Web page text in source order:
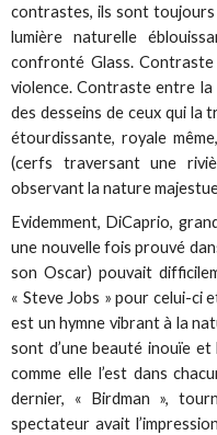
contrastes, ils sont
lumière naturelle
confronté Glass.
violence. Contraste entre
des desseins de ceux qui
étourdissante, royale
(cerfs traversant une
observant la nature
Evidemment, DiCaprio,
une nouvelle fois prouvé
son Oscar) pouvait
« Steve Jobs » pour celui-ci
est un hymne vibrant à la
sont d’une beauté inouïe
comme elle l’est dans
dernier, « Birdman »,
spectateur avait